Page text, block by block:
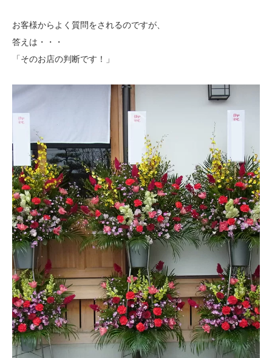
お客様からよく質問をされるのですが、
答えは・・・
「そのお店の判断です！」